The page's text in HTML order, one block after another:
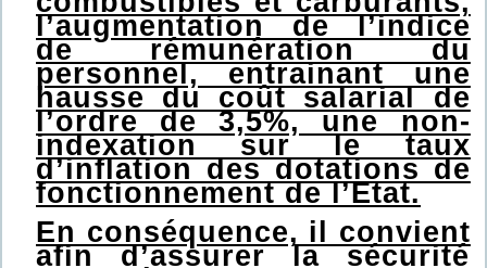
l’augmentation de l’indice
de rémunération du
personnel, entrainant une
hausse du coût salarial de
l’ordre de 3,5%, une non-
indexation sur le taux
d’inflation des dotations de
fonctionnement de l’Etat.
En conséquence, il convient
afin d’assurer la sécurité